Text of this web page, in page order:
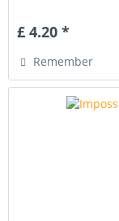
£ 4.20 *
Remember